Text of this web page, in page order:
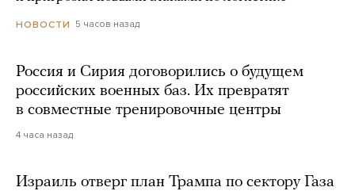
НОВОСТИ 5 часов назад
Россия и Сирия договорились о будущем
российских военных баз. Их превратят
в совместные тренировочные центры
4 часа назад
Израиль отверг план Трампа по сектору Газа